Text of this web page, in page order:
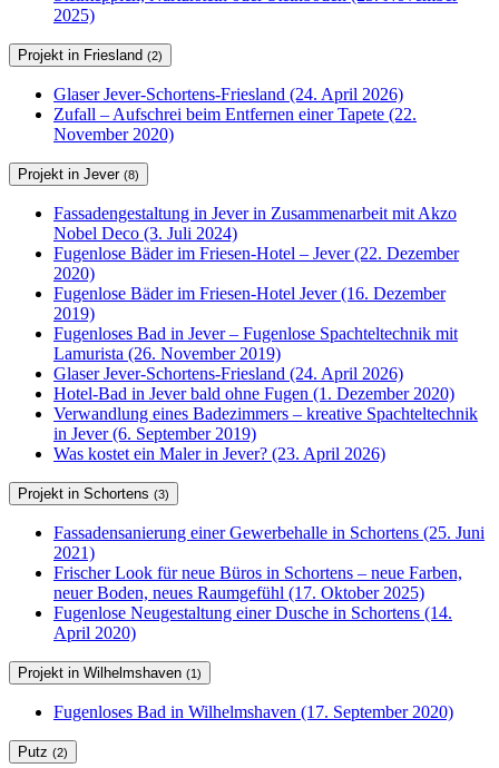
2025)
Projekt in Friesland (2)
Glaser Jever-Schortens-Friesland (24. April 2026)
Zufall – Aufschrei beim Entfernen einer Tapete (22.
November 2020)
Projekt in Jever (8)
Fassadengestaltung in Jever in Zusammenarbeit mit Akzo
Nobel Deco (3. Juli 2024)
Fugenlose Bäder im Friesen-Hotel – Jever (22. Dezember
2020)
Fugenlose Bäder im Friesen-Hotel Jever (16. Dezember
2019)
Fugenloses Bad in Jever – Fugenlose Spachteltechnik mit
Lamurista (26. November 2019)
Glaser Jever-Schortens-Friesland (24. April 2026)
Hotel-Bad in Jever bald ohne Fugen (1. Dezember 2020)
Verwandlung eines Badezimmers – kreative Spachteltechnik
in Jever (6. September 2019)
Was kostet ein Maler in Jever? (23. April 2026)
Projekt in Schortens (3)
Fassadensanierung einer Gewerbehalle in Schortens (25. Juni
2021)
Frischer Look für neue Büros in Schortens – neue Farben,
neuer Boden, neues Raumgefühl (17. Oktober 2025)
Fugenlose Neugestaltung einer Dusche in Schortens (14.
April 2020)
Projekt in Wilhelmshaven (1)
Fugenloses Bad in Wilhelmshaven (17. September 2020)
Putz (2)